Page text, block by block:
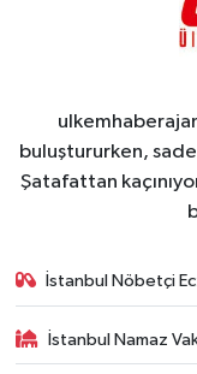
buluştururken,
Şatafattan
İstanbul Nöbetçi
İstanbul Namaz